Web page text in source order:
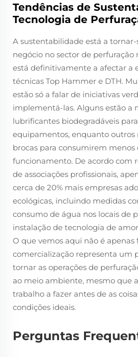
Tendências de
Tecnologia de
A sustentabilidade está a
negócio no sector de perfuração
está definitivamente a afectar a
técnicas Top Hammer e DTH.
estão só a falar de iniciativas
implementá-las. Alguns estão a
lubrificantes biodegradáveis
equipamentos, enquanto outros
brocas para consumirem
funcionamento. De acordo com
de associações profissionais,
cerca de 20% mais empresas
ecológicas, incluindo medidas
consumo de água nos locais de
instalação de tecnologia de
O que vemos aqui não é apenas
comercialização representa um
tornar as operações de
ao meio ambiente, mesmo que
trabalho a fazer antes de as
condições ideais.
Perguntas